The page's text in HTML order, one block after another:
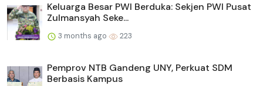
Keluarga Besar PWI Berduka: Sekjen PWI Pusat
Zulmansyah Seke...
3 months ago 223
Pemprov NTB Gandeng UNY, Perkuat SDM
Berbasis Kampus